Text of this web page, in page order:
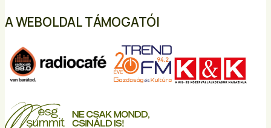
A WEBOLDAL TÁMOGATÓI